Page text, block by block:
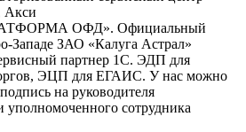
Акси
ОФД». Официальный
Западе ЗАО «Калуга Астрал»
партнер 1C. ЭДП для
ЭЦП для ЕГАИС. У нас можно
на руководителя
уполномоченного сотрудника